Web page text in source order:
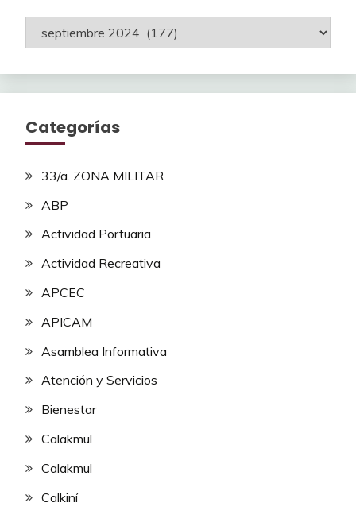
Archivos
Categorías
33/a. ZONA MILITAR
ABP
Actividad Portuaria
Actividad Recreativa
APCEC
APICAM
Asamblea Informativa
Atención y Servicios
Bienestar
Calakmul
Calakmul
Calkiní